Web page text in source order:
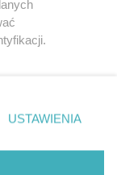
prywatności
. Niektóre
takiemu
USTAWIENIA